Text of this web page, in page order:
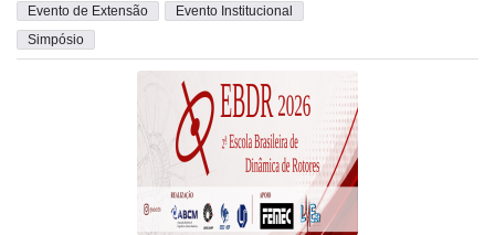
Evento de Extensão
Evento Institucional
Simpósio